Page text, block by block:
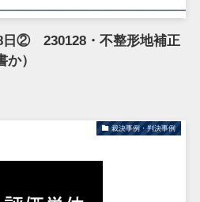
日② 230128・不整形地補正
）
裁決事例・判決事例